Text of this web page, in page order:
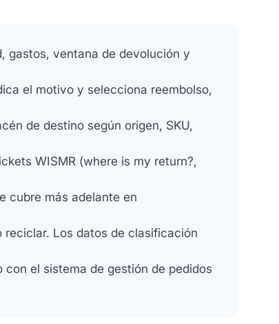
gastos, ventana de devolución y
el motivo y selecciona reembolso,
de destino según origen, SKU,
WISMR (where is my return?,
cubre más adelante en
Los datos de clasificación
el sistema de gestión de pedidos